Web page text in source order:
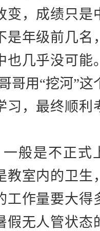
变，成绩只是
是年级前几名
也几乎没可能
哥用 “挖河”这
习，最终顺利
般是不正式
教室内的卫生
作量要大得
假无人管状态